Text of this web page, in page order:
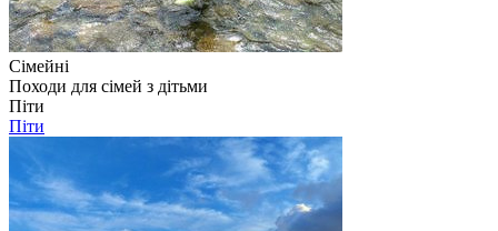
Сімейні
Походи для сімей з дітьми
Піти
Піти